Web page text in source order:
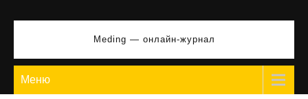
Meding — онлайн-журнал
Меню